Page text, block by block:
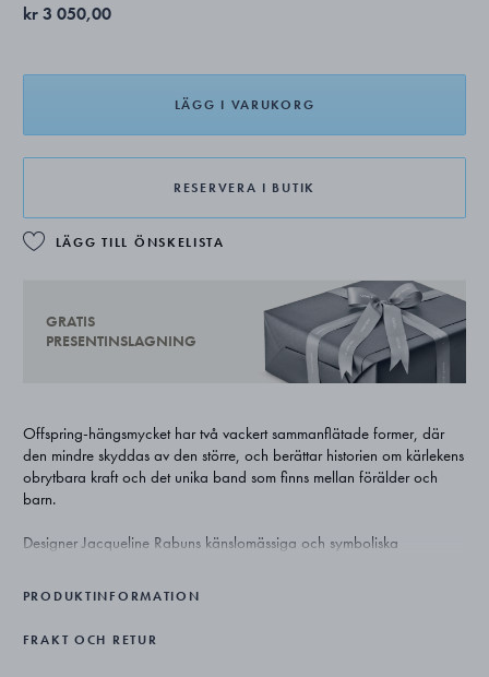
kr 3 050,00
LÄGG I VARUKORG
RESERVERA I BUTIK
LÄGG TILL ÖNSKELISTA
GRATIS
PRESENTINSLAGNING
Offspring-hängsmycket har två vackert sammanflätade former, där
den mindre skyddas av den större, och berättar historien om kärlekens
obrytbara kraft och det unika band som finns mellan förälder och
barn.
Designer Jacqueline Rabuns känslomässiga och symboliska
kan justeras med hjälp av öglorna.
PRODUKTINFORMATION
FRAKT OCH RETUR